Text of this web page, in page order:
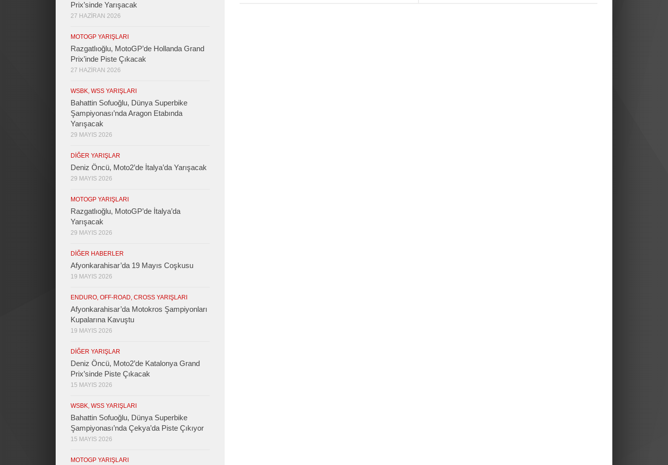
Prix’sinde Yarışacak
27 HAZIRAN 2026
MOTOGP YARIŞLARI
Razgatlıoğlu, MotoGP’de Hollanda Grand
Prix’inde Piste Çıkacak
27 HAZIRAN 2026
WSBK, WSS YARIŞLARI
Bahattin Sofuoğlu, Dünya Superbike
Şampiyonası’nda Aragon Etabında
Yarışacak
29 MAYIS 2026
DIĞER YARIŞLAR
Deniz Öncü, Moto2’de İtalya’da Yarışacak
29 MAYIS 2026
MOTOGP YARIŞLARI
Razgatlıoğlu, MotoGP’de İtalya’da
Yarışacak
29 MAYIS 2026
DIĞER HABERLER
Afyonkarahisar’da 19 Mayıs Coşkusu
19 MAYIS 2026
ENDURO, OFF-ROAD, CROSS YARIŞLARI
Afyonkarahisar’da Motokros Şampiyonları
Kupalarına Kavuştu
19 MAYIS 2026
DIĞER YARIŞLAR
Deniz Öncü, Moto2’de Katalonya Grand
Prix’sinde Piste Çıkacak
15 MAYIS 2026
WSBK, WSS YARIŞLARI
Bahattin Sofuoğlu, Dünya Superbike
Şampiyonası’nda Çekya’da Piste Çıkıyor
15 MAYIS 2026
MOTOGP YARIŞLARI